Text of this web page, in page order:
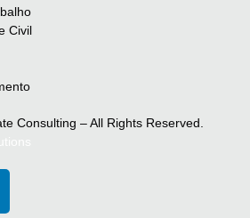
Civil
Consulting – All Rights Reserved.